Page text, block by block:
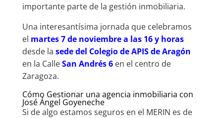
importante parte de la gestión inmobiliaria.
Una interesantísima jornada que celebramos
el martes 7 de noviembre a las 16 y horas
desde la sede del Colegio de APIS de Aragón
en la CalleSan Andrés 6en el centro de
Zaragoza.
Cómo Gestionar una agencia inmobiliaria con
José Ángel Goyeneche
Si de algo estamos seguros en el MERIN es de